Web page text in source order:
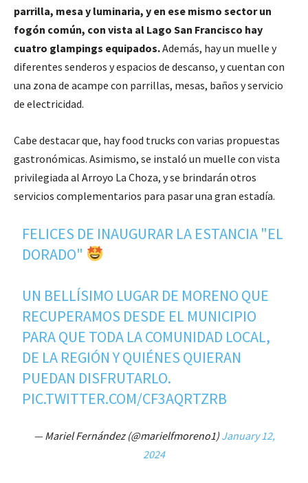
parrilla, mesa y luminaria, y en ese mismo sector un
fogón común, con vista al Lago San Francisco hay
cuatro glampings equipados.Además, hay un muelle y
diferentes senderos y espacios de descanso, y cuentan con
una zona de acampe con parrillas, mesas, baños y servicio
de electricidad.
Cabe destacar que, hay food trucks con varias propuestas
gastronómicas. Asimismo, se instaló un muelle con vista
privilegiada al Arroyo La Choza, y se brindarán otros
servicios complementarios para pasar una gran estadía.
FELICES DE INAUGURAR LA ESTANCIA "EL
DORADO"
UN BELLÍSIMO LUGAR DE MORENO QUE
RECUPERAMOS DESDE EL MUNICIPIO
PARA QUE TODA LA COMUNIDAD LOCAL,
DE LA REGIÓN Y QUIÉNES QUIERAN
PUEDAN DISFRUTARLO.
PIC.TWITTER.COM/CF3AQRTZRB
— Mariel Fernández (@marielfmoreno1) January 12,
2024